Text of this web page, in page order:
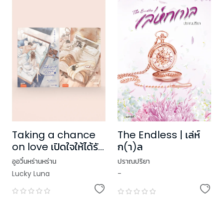
Taking a chance
on love เปิดใจให้ได้รัก
เล่ม 1-2 (2 เล่มจบ)
อูอวิ๋นหร่านหร่าน
Lucky Luna
The Endless | เล่ห์
ก(า)ล
ปราณปริยา
-